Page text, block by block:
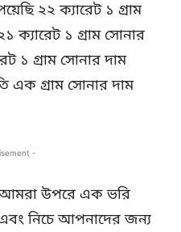
২২ ক্যারেট ১ গ্রাম
ক্যারেট ১ গ্রাম সোনার
১ গ্রাম সোনার দাম
এক গ্রাম সোনার দাম
-
আমরা উপরে এক ভরি
এবং নিচে আপনাদের জন্য